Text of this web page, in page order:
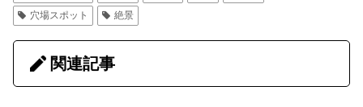
穴場スポット
絶景
関連記事